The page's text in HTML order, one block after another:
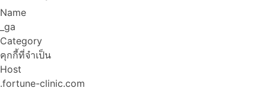
Name
_ga
Category
คุกกี้ที่จำเป็น
Host
.fortune-clinic.com